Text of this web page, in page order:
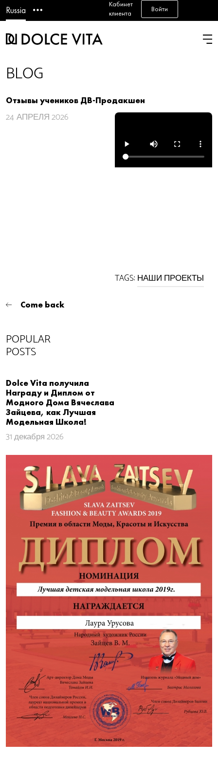
Russia
Кабинет
клиента
Войти
BLOG
Отзывы учеников ДВ-Продакшен
24АПРЕЛЯ 2026
TAGS: НАШИ ПРОЕКТЫ
Come back
POPULAR
POSTS
Dolce Vita получила
Награду и Диплом от
Модного Дома Вячеслава
Зайцева, как Лучшая
Модельная Школа!
31 декабря 2026